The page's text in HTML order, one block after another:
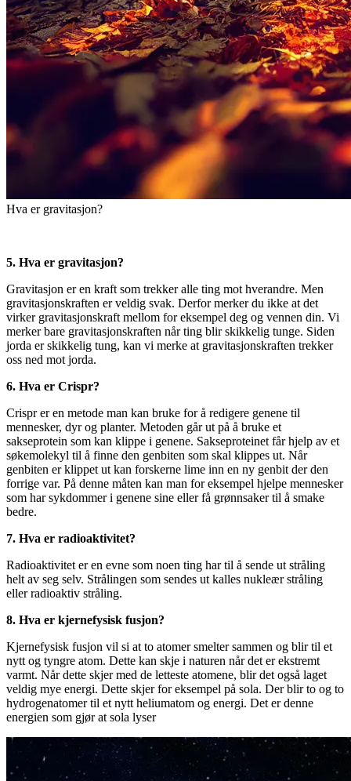
Hva er gravitasjon?
5. Hva er gravitasjon?
Gravitasjon er en kraft som trekker alle ting mot hverandre. Men
gravitasjonskraften er veldig svak. Derfor merker du ikke at det
virker gravitasjonskraft mellom for eksempel deg og vennen din. Vi
merker bare gravitasjonskraften når ting blir skikkelig tunge. Siden
jorda er skikkelig tung, kan vi merke at gravitasjonskraften trekker
oss ned mot jorda.
6. Hva er Crispr?
Crispr er en metode man kan bruke for å redigere genene til
mennesker, dyr og planter. Metoden går ut på å bruke et
sakseprotein som kan klippe i genene. Sakseproteinet får hjelp av et
søkemolekyl til å finne den genbiten som skal klippes ut. Når
genbiten er klippet ut kan forskerne lime inn en ny genbit der den
forrige var. På denne måten kan man for eksempel hjelpe mennesker
som har sykdommer i genene sine eller få grønnsaker til å smake
bedre.
7. Hva er radioaktivitet?
Radioaktivitet er en evne som noen ting har til å sende ut stråling
helt av seg selv. Strålingen som sendes ut kalles nukleær stråling
eller radioaktiv stråling.
8. Hva er kjernefysisk fusjon?
Kjernefysisk fusjon vil si at to atomer smelter sammen og blir til et
nytt og tyngre atom. Dette kan skje i naturen når det er ekstremt
varmt. Når dette skjer med de letteste atomene, blir det også laget
veldig mye energi. Dette skjer for eksempel på sola. Der blir to og to
hydrogenatomer til et nytt heliumatom og energi. Det er denne
energien som gjør at sola lyser